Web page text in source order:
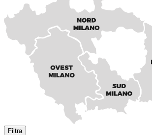
Filtra